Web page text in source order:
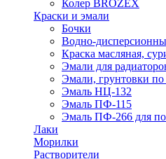
Колер BROZEX
Краски и эмали
Бочки
Водно-
Краска масляная,
Эмали для
Эмали, грунтовки
Эмаль НЦ-132
Эмаль ПФ-115
Эмаль ПФ-266 для
Лаки
Морилки
Растворители